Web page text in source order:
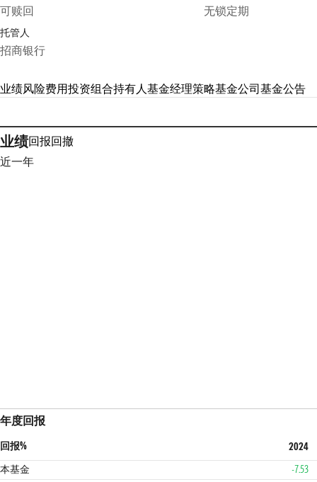
可赎回 无锁定期
托管人
招商银行
业绩风险费用投资组合持有人基金经理策略基金公司基金公告
业绩回报回撤
近一年
年度回报
回报%
2024
本基金
-7.53